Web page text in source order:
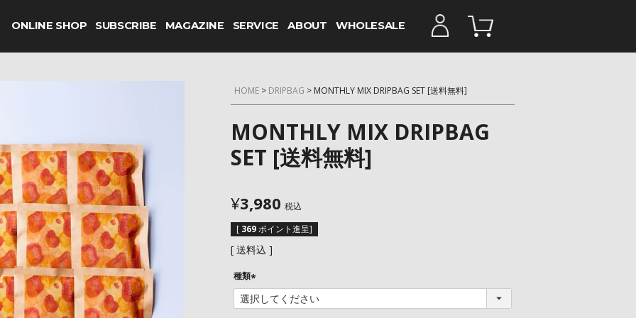
ONLINE SHOP SUBSCRIBE MAGAZINE SERVICE ABOUT WHOLESALE
HOME DRIPBAG MONTHLY MIX DRIPBAG SET [送料無料]
MONTHLY MIX DRIPBAG
SET [送料無料]
¥3,980 税込
[ 369ポイント進呈]
送料込
種類
(
必